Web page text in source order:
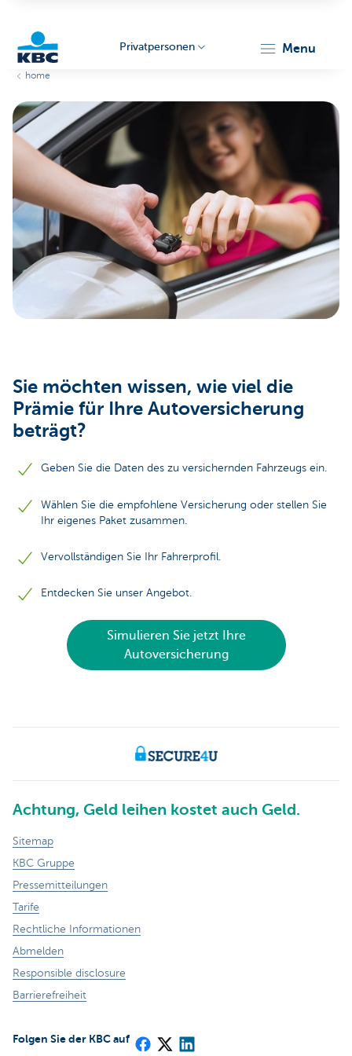
Particulieren
Privatpersonen menu
home
Sie möchten wissen, wie viel die
Prämie für Ihre Autoversicherung
beträgt?
Geben Sie die Daten des zu versichernden Fahrzeugs ein.
Wählen Sie die empfohlene Versicherung oder stellen Sie
Ihr eigenes Paket zusammen.
Vervollständigen Sie Ihr Fahrerprofil.
Entdecken Sie unser Angebot.
Simulieren Sie jetzt Ihre
Autoversicherung
Achtung, Geld leihen kostet auch Geld.
Sitemap
KBC Gruppe
Pressemitteilungen
Tarife
Rechtliche Informationen
Abmelden
Responsible disclosure
Barrierefreiheit
Folgen Sie der KBC auf